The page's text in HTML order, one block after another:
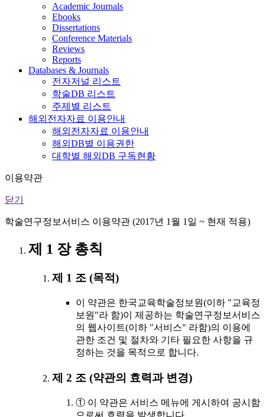
Academic Journals
Ebooks
Dissertations
Conference Materials
Reviews
Reports
Databases & Journals
전자저널 리스트
학술DB 리스트
주제별 리스트
해외전자자료 이용안내
해외전자자료 이용안내
해외DB별 이용권한
대학별 해외DB 구독현황
이용약관
닫기
학술연구정보서비스 이용약관 (2017년 1월 1일 ~ 현재 적용)
제 1 장 총칙
제 1 조 (목적)
이 약관은 한국교육학술정보원(이하 "교육정
보원"라 함)이 제공하는 학술연구정보서비스
의 웹사이트(이하 "서비스" 라함)의 이용에
관한 조건 및 절차와 기타 필요한 사항을 규
정하는 것을 목적으로 합니다.
제 2 조 (약관의 효력과 변경)
① 이 약관은 서비스 메뉴에 게시하여 공시함
으로써 효력을 발생합니다.